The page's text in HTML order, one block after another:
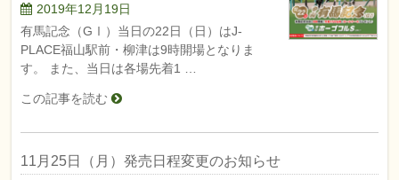
2019年12月19日
有馬記念（GⅠ）当日の22日（日）はJ-
PLACE福山駅前・柳津は9時開場となりま
す。 また、当日は各場先着1 …
この記事を読む
11月25日（月）発売日程変更のお知らせ